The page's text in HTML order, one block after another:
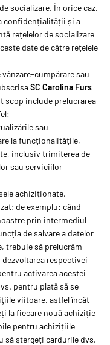
socializare. În orice caz,
confidențialității și a
rețelelor de socializare
date de către rețelele
cumpărare sau
SC Carolina Furs
scop include prelucrarea
sau
la funcționalitățile,
inclusiv trimiterea de
sau serviciilor
achiziționate,
de exemplu: când
prin intermediul
de salvare a datelor
trebuie să prelucrăm
respectivei
activarea acestei
pentru plată să se
viitoare, astfel încât
la fiecare nouă achiziție
pentru achizițiile
să ștergeți cardurile dvs.